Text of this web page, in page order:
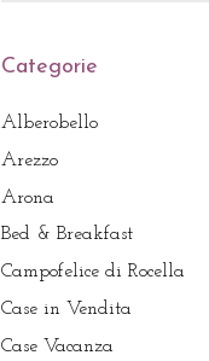
Categorie
Alberobello
Arezzo
Arona
Bed & Breakfast
Campofelice di Rocella
Case in Vendita
Case Vacanza